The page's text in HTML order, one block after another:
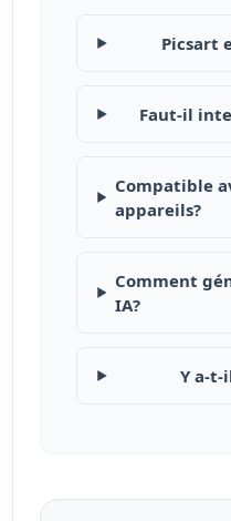
Picsart
Faut-il
Compatible
appareils?
Comment
IA?
Y a-t-